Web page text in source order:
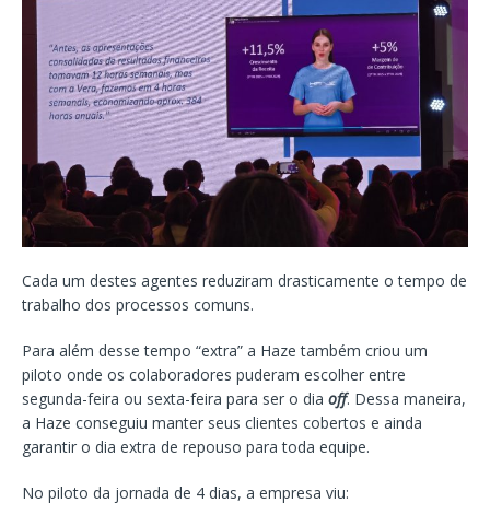
Cada um destes agentes reduziram drasticamente o tempo de
trabalho dos processos comuns.
Para além desse tempo “extra” a Haze também criou um
piloto onde os colaboradores puderam escolher entre
segunda-feira ou sexta-feira para ser o dia off. Dessa maneira,
a Haze conseguiu manter seus clientes cobertos e ainda
garantir o dia extra de repouso para toda equipe.
No piloto da jornada de 4 dias, a empresa viu: